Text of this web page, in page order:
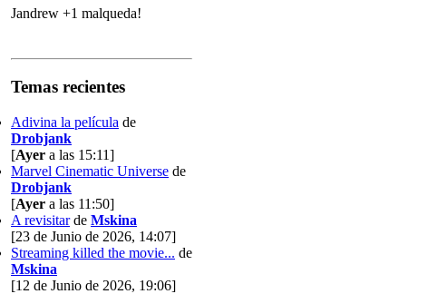
Jandrew +1 malqueda!
Temas recientes
Adivina la película de
Drobjank
[Ayer a las 15:11]
Marvel Cinematic Universe de
Drobjank
[Ayer a las 11:50]
A revisitarde Mskina
[23 de Junio de 2026, 14:07]
Streaming killed the movie... de
Mskina
[12 de Junio de 2026, 19:06]